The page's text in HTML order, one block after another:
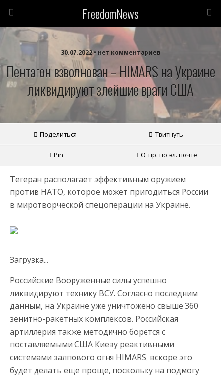
FreedomNews
30.07.2022 • нет комментариев
Пентагон взволнован – HIMARS на Украине
ликвидируют злейшие враги США
Поделиться Твитнуть
Pin Отпр. по эл. почте
Тегеран располагает эффективным оружием
против НАТО, которое может пригодиться России
в миротворческой спецоперации на Украине.
Загрузка...
Российские Вооруженные силы успешно
ликвидируют технику ВСУ. Согласно последним
данным, на Украине уже уничтожено свыше 360
зенитно-ракетных комплексов. Российская
артиллерия также методично борется с
поставляемыми США Киеву реактивными
системами залпового огня HIMARS, вскоре это
будет делать еще проще, поскольку на подмогу